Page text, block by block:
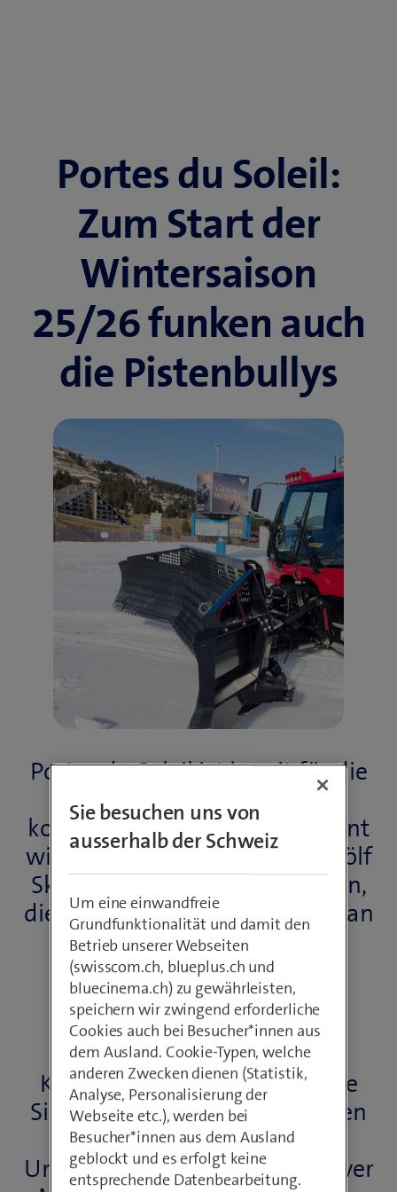
Portes du Soleil:
Zum Start der
Wintersaison
25/26 funken auch
die Pistenbullys
Portes du Soleil ist bereit für die
Wintersaison – und
kommuniziert heute so effizient
wie nie zuvor. Zwei Länder, zwölf
Skigebiete und eine Dimension,
die man erst begreift, wenn man
mitten drinsteht. Mit neuer
digitaler
Sprechfunkkommunikation
vereinfachen die
Verantwortlichen die
Koordination und steigern die
Sicherheit und Effizienz auf den
gesamten 400 km². Mit der
Umstellung auf Push to talk over
Sie besuchen uns von
ausserhalb der Schweiz
Um eine einwandfreie
Grundfunktionalität und damit den
Betrieb unserer Webseiten
(swisscom.ch, blueplus.ch und
bluecinema.ch) zu gewährleisten,
speichern wir zwingend erforderliche
Cookies auch bei Besucher*innen aus
dem Ausland. Cookie-Typen, welche
anderen Zwecken dienen (Statistik,
Analyse, Personalisierung der
Webseite etc.), werden bei
Besucher*innen aus dem Ausland
geblockt und es erfolgt keine
entsprechende Datenbearbeitung.